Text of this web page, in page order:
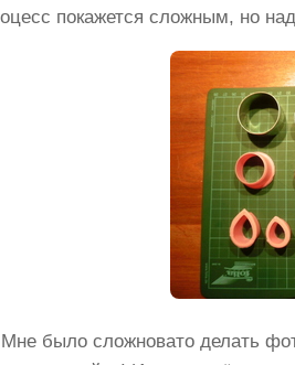
покажется сложным, но
было сложновато делать